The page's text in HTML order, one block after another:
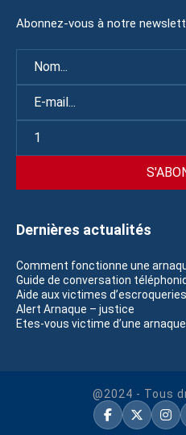
Abonnez-vous à notre
Dernières actualités
Comment fonctionne une
Guide de conversation
Aide aux victimes d’escroqueries
Alert Arnaque – justice
Etes-vous victime d’une arnaque
@2024 - Tous